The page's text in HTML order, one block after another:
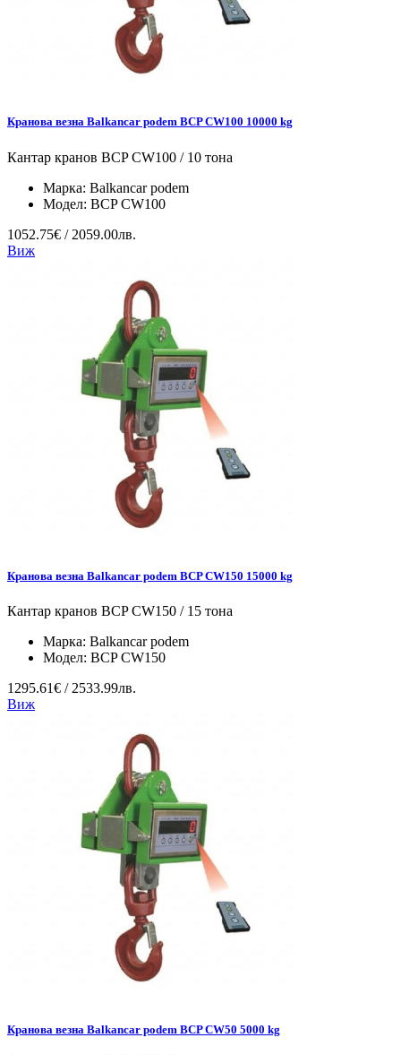
Кранова везна Balkancar podem BCP CW100 10000 kg
Кантар кранов BCP CW100 / 10 тона
Марка: Balkancar podem
Модел: BCP CW100
1052.75€ / 2059.00лв.
Виж
Кранова везна Balkancar podem BCP CW150 15000 kg
Кантар кранов BCP CW150 / 15 тона
Марка: Balkancar podem
Модел: BCP CW150
1295.61€ / 2533.99лв.
Виж
Кранова везна Balkancar podem BCP CW50 5000 kg